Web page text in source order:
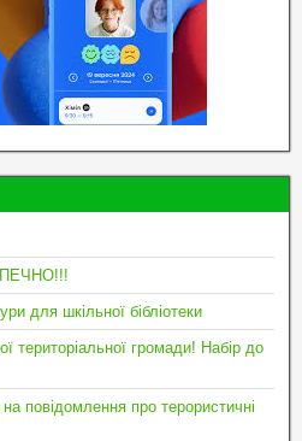
для шкільної бібліотеки
територіальної громади! Набір до
повідомлення про терористичні